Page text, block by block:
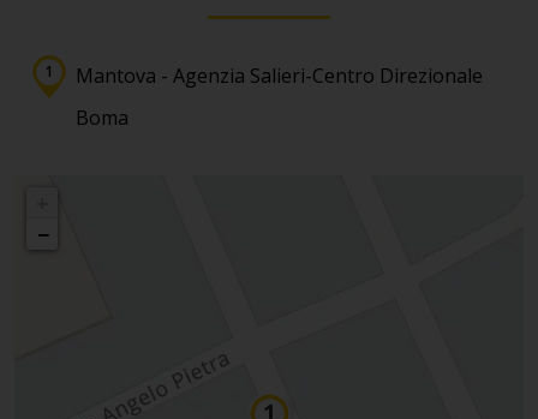
Mantova - Agenzia Salieri-Centro Direzionale
Boma
−